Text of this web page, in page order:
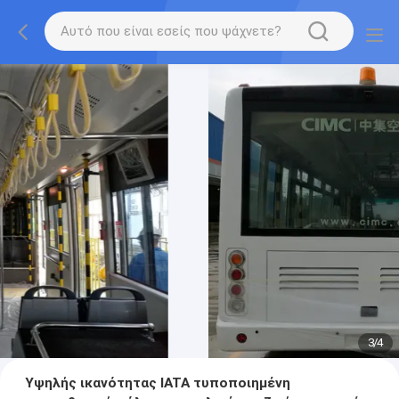
3/4
Υψηλής ικανότητας IATA τυποποιημένη